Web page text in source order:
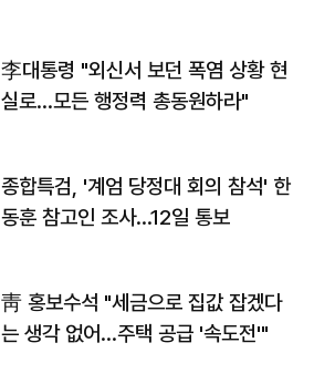
李대통령 "외신서 보던 폭염 상황 현
실로…모든 행정력 총동원하라"
종합특검, '계엄 당정대 회의 참석' 한
동훈 참고인 조사...12일 통보
靑 홍보수석 "세금으로 집값 잡겠다
는 생각 없어…주택 공급 '속도전'"